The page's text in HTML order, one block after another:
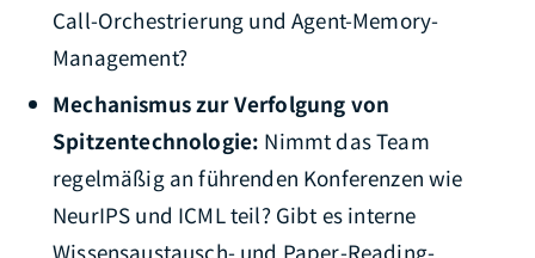
Call-Orchestrierung und Agent-Memory-
Management?
Mechanismus zur Verfolgung von
Spitzentechnologie: Nimmt das Team
regelmäßig an führenden Konferenzen wie
NeurIPS und ICML teil? Gibt es interne
Wissensaustausch- und Paper-Reading-